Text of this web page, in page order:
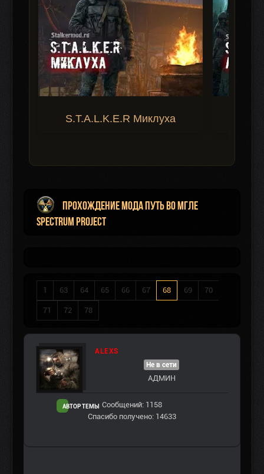
S.T.A.L.K.E.R Миклуха
Прохождение мода Путь во Мгле
Spectrum Project
1 63 64 65 66 67 68 69 70
71 72 78
ALEXS
АВТОР ТЕМЫ
Не в сети
АДМИН
Сообщений: 1158
Спасибо получено: 14633